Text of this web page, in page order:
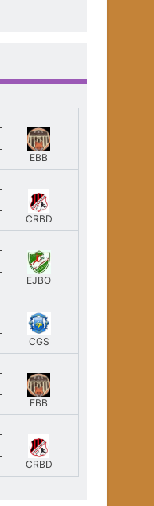
EBB
CRBD
EJBO
CGS
EBB
CRBD